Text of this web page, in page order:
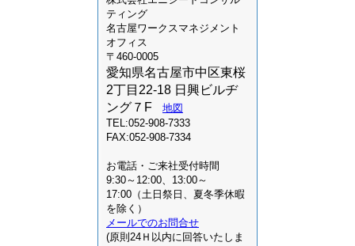
ティング
名古屋ワークスマネジメント
オフィス
〒460-0005
愛知県名古屋市中区東桜
2丁目22-18 日興ビルヂ
ング７F
地図
TEL:052-908-7333
FAX:052-908-7334
お電話・ご来社受付時間
9:30～12:00、13:00～
17:00（土日祭日、夏冬季休暇
を除く）
メールでのお問合せ
(原則24Ｈ以内に回答いたしま